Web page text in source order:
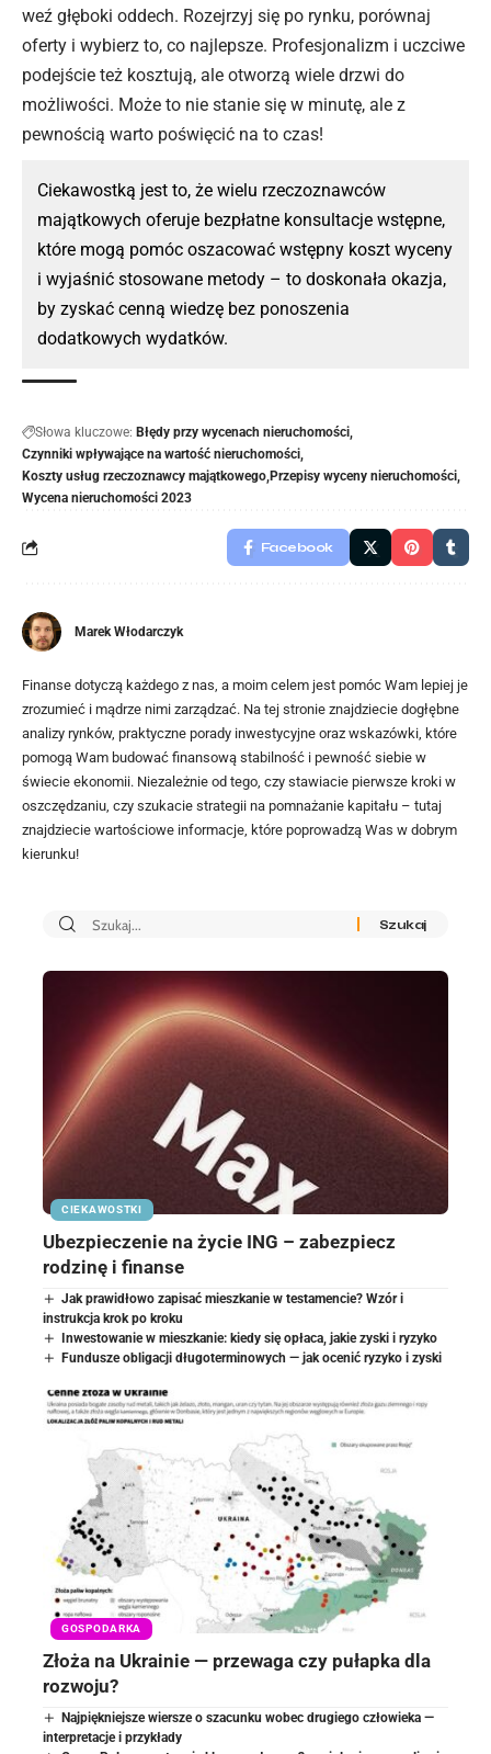
weź głęboki oddech. Rozejrzyj się po rynku, porównaj
oferty i wybierz to, co najlepsze. Profesjonalizm i uczciwe
podejście też kosztują, ale otworzą wiele drzwi do
możliwości. Może to nie stanie się w minutę, ale z
pewnością warto poświęcić na to czas!
Ciekawostką jest to, że wielu rzeczoznawców
majątkowych oferuje bezpłatne konsultacje wstępne,
które mogą pomóc oszacować wstępny koszt wyceny
i wyjaśnić stosowane metody – to doskonała okazja,
by zyskać cenną wiedzę bez ponoszenia
dodatkowych wydatków.
Słowa kluczowe: Błędy przy wycenach nieruchomości
Czynniki wpływające na wartość nieruchomości
Koszty usług rzeczoznawcy majątkowego Przepisy wyceny nieruchomości
Wycena nieruchomości 2023
Facebook
Marek Włodarczyk
Finanse dotyczą każdego z nas, a moim celem jest pomóc Wam lepiej je
zrozumieć i mądrze nimi zarządzać. Na tej stronie znajdziecie dogłębne
analizy rynków, praktyczne porady inwestycyjne oraz wskazówki, które
pomogą Wam budować finansową stabilność i pewność siebie w
świecie ekonomii. Niezależnie od tego, czy stawiacie pierwsze kroki w
oszczędzaniu, czy szukacie strategii na pomnażanie kapitału – tutaj
znajdziecie wartościowe informacje, które poprowadzą Was w dobrym
kierunku!
CIEKAWOSTKI
Ubezpieczenie na życie ING – zabezpiecz
rodzinę i finanse
Jak prawidłowo zapisać mieszkanie w testamencie? Wzór i
instrukcja krok po kroku
Inwestowanie w mieszkanie: kiedy się opłaca, jakie zyski i ryzyko
Fundusze obligacji długoterminowych — jak ocenić ryzyko i zyski
GOSPODARKA
Złoża na Ukrainie — przewaga czy pułapka dla
rozwoju?
Najpiękniejsze wiersze o szacunku wobec drugiego człowieka —
interpretacje i przykłady